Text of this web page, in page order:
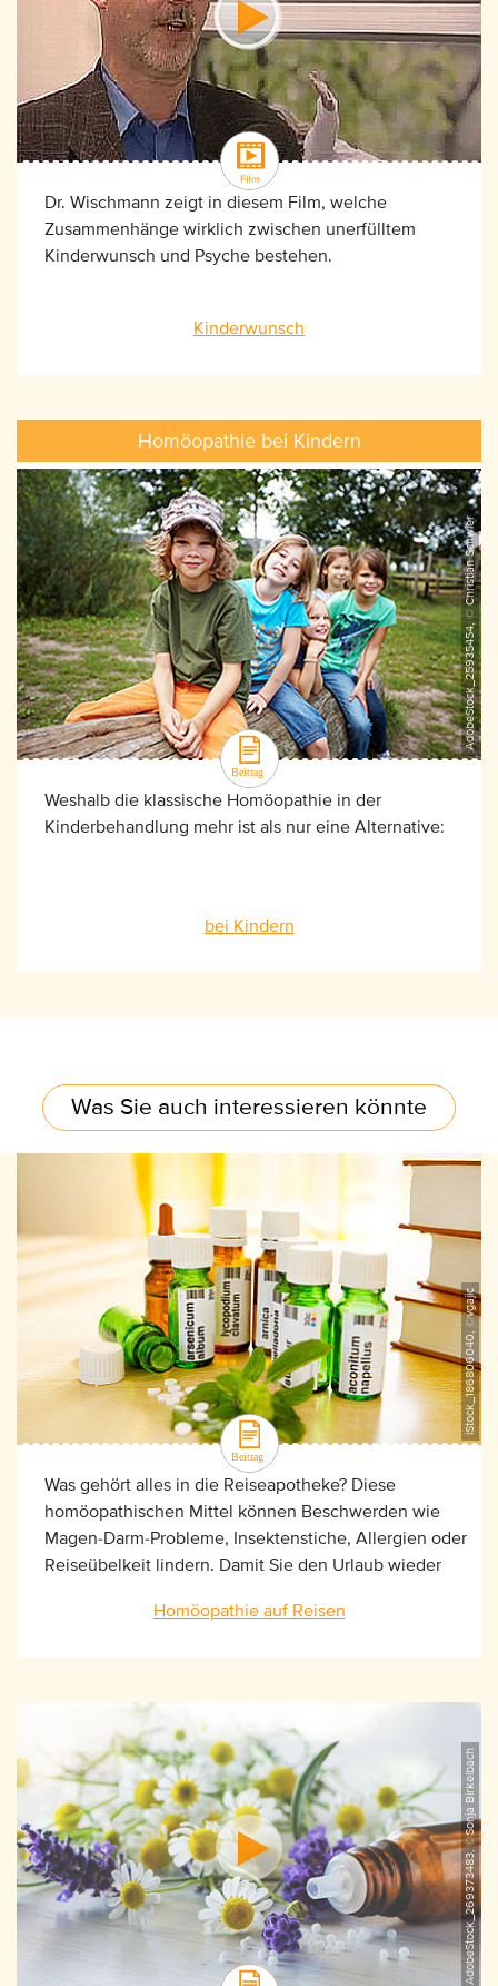
Dr. Wischmann zeigt in diesem Film, welche
Zusammenhänge wirklich zwischen unerfülltem
Kinderwunsch und Psyche bestehen.
Kinderwunsch
Homöopathie bei Kindern
AdobeStock_25935454, © Christian Schwier
Weshalb die klassische Homöopathie in der
Kinderbehandlung mehr ist als nur eine Alternative:
bei Kindern
Was Sie auch interessieren könnte
iStock_186806040, ©vgajic
Was gehört alles in die Reiseapotheke? Diese
homöopathischen Mittel können Beschwerden wie
Magen-Darm-Probleme, Insektenstiche, Allergien oder
Reiseübelkeit lindern. Damit Sie den Urlaub wieder
Homöopathie auf Reisen
AdobeStock_269373483, ©Sonja Birkelbach